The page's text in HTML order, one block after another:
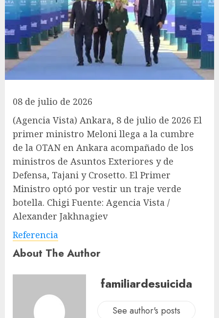
08 de julio de 2026
(Agencia Vista) Ankara, 8 de julio de 2026 El
primer ministro Meloni llega a la cumbre
de la OTAN en Ankara acompañado de los
ministros de Asuntos Exteriores y de
Defensa, Tajani y Crosetto. El Primer
Ministro optó por vestir un traje verde
botella. Chigi Fuente: Agencia Vista /
Alexander Jakhnagiev
Referencia
About The Author
familiardesuicida
See author's posts